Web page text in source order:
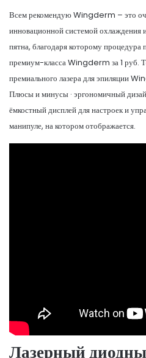
Всем рекомендую Wingderm – это
инновационной системой охлаждения
пятна, благодаря которому
премиум-класса Wingderm за 1 руб.
премиального лазера для эпиляции
Плюсы и минусы · эргономичный
ёмкостный дисплей для настроек и
манипуле, на котором отображается.
Лазерный